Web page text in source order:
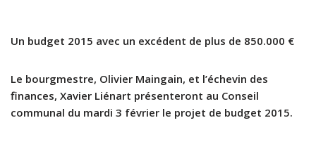
Un budget 2015 avec un excédent de plus de 850.000 €
Le bourgmestre, Olivier Maingain, et l’échevin des
finances, Xavier Liénart présenteront au Conseil
communal du mardi 3 février le projet de budget 2015.